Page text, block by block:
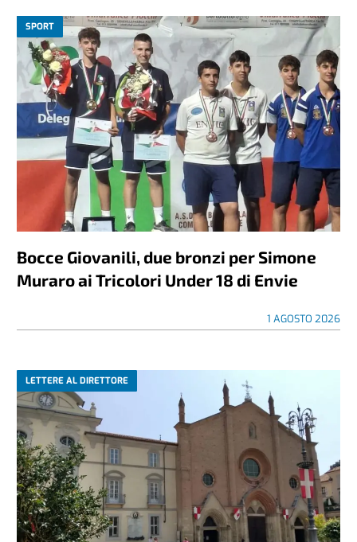
SPORT
Bocce Giovanili, due bronzi per Simone
Muraro ai Tricolori Under 18 di Envie
1 AGOSTO 2026
LETTERE AL DIRETTORE